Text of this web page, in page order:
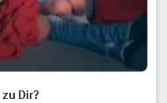
Dir?